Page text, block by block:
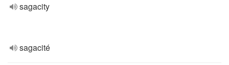
sagacity
sagacité